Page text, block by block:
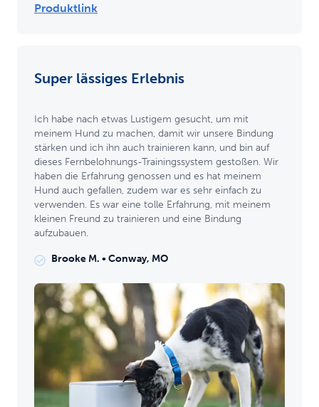
Produktlink
Super lässiges Erlebnis
Ich habe nach etwas Lustigem gesucht, um mit
meinem Hund zu machen, damit wir unsere Bindung
stärken und ich ihn auch trainieren kann, und bin auf
dieses Fernbelohnungs-Trainingssystem gestoßen. Wir
haben die Erfahrung genossen und es hat meinem
Hund auch gefallen, zudem war es sehr einfach zu
verwenden. Es war eine tolle Erfahrung, mit meinem
kleinen Freund zu trainieren und eine Bindung
aufzubauen.
Brooke M. •Conway, MO